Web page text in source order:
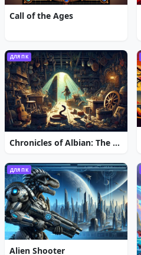
Call of the Ages
ДЛЯ ПК
Chronicles of Albian: The Magic Convention
ДЛЯ ПК
Alien Shooter